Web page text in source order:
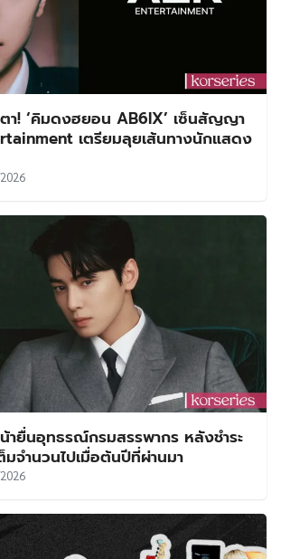
า! ‘คิมดงฮยอน AB6IX’ เซ็นสัญญา
เตรียมลุยเส้นทางนักแสดง
น้ายื่นอุทธรณ์กรมสรรพากร หลังชำระ
จำนวนไปเมื่อต้นปีที่ผ่านมา